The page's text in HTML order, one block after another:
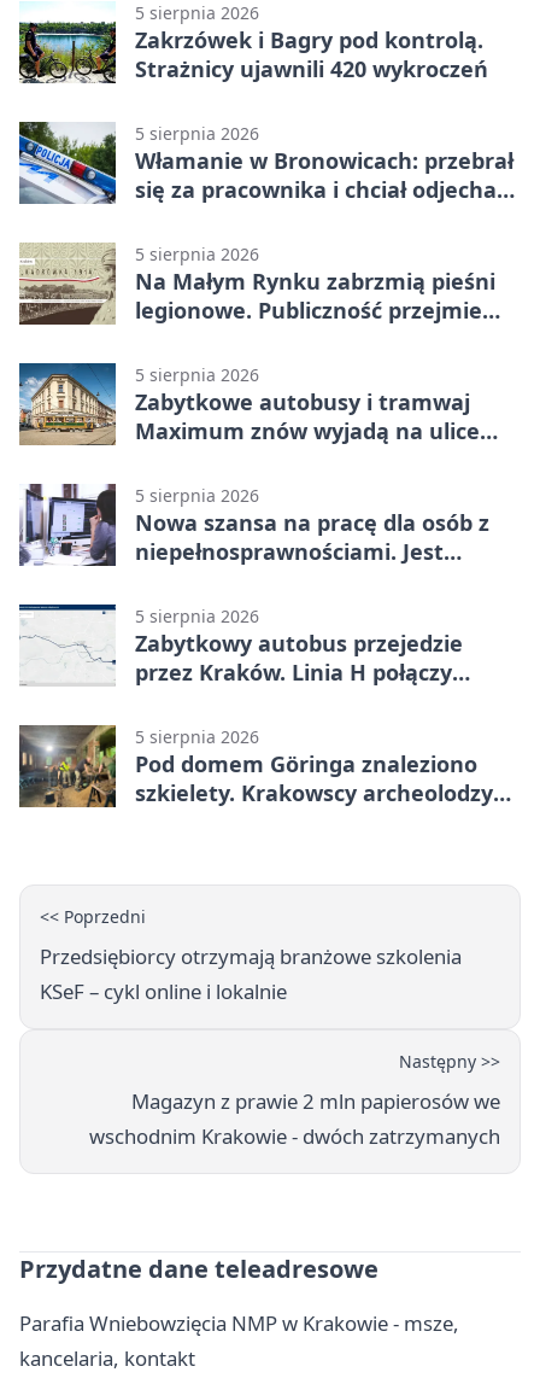
5 sierpnia 2026
Zakrzówek i Bagry pod kontrolą.
Strażnicy ujawnili 420 wykroczeń
5 sierpnia 2026
Włamanie w Bronowicach: przebrał
się za pracownika i chciał odjechać
5 sierpnia 2026
Na Małym Rynku zabrzmią pieśni
legionowe. Publiczność przejmie
5 sierpnia 2026
Zabytkowe autobusy i tramwaj
Maximum znów wyjadą na ulice
5 sierpnia 2026
Nowa szansa na pracę dla osób z
niepełnosprawnościami. Jest
5 sierpnia 2026
Zabytkowy autobus przejedzie
przez Kraków. Linia H połączy
5 sierpnia 2026
Pod domem Göringa znaleziono
szkielety. Krakowscy archeolodzy
<< Poprzedni
Przedsiębiorcy otrzymają branżowe szkolenia
KSeF – cykl online i lokalnie
Następny >>
Magazyn z prawie 2 mln papierosów we
wschodnim Krakowie - dwóch zatrzymanych
Przydatne dane teleadresowe
Parafia Wniebowzięcia NMP w Krakowie - msze,
kancelaria, kontakt